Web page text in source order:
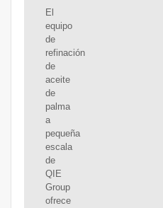
El
equipo
de
refinación
de
aceite
de
palma
a
pequeña
escala
de
QIE
Group
ofrece